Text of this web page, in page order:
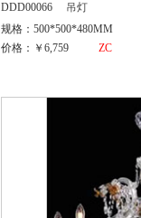
DDD00066
吊灯
规格：500*500*480MM
价格：￥6,759
ZC